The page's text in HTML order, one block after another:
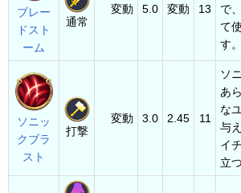
ブレー
ドスト
ーム
通常
変動 5.0 変動 13
で
て
す。
ソニッ
クブラ
スト
打撃
変動 3.0 2.45 11
ソ
あ
な
与
イ
立